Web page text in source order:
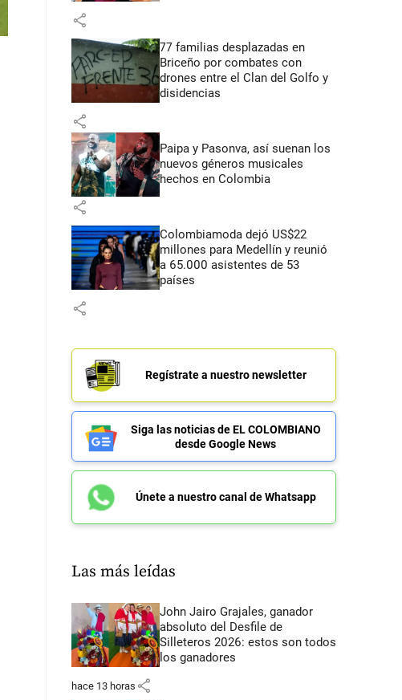
share
77 familias desplazadas en
Briceño por combates con
drones entre el Clan del Golfo y
disidencias
share
Paipa y Pasonva, así suenan los
nuevos géneros musicales
hechos en Colombia
share
Colombiamoda dejó US$22
millones para Medellín y reunió
a 65.000 asistentes de 53
países
share
Regístrate a nuestro newsletter
Siga las noticias de EL COLOMBIANO
desde Google News
Únete a nuestro canal de Whatsapp
Las más leídas
John Jairo Grajales, ganador
absoluto del Desfile de
Silleteros 2026: estos son todos
los ganadores
hace 13 horas share